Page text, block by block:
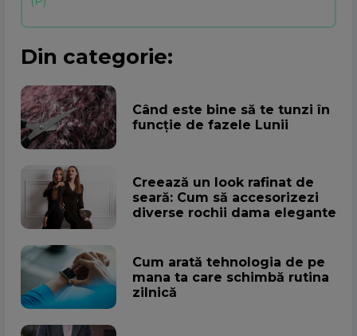
Din categorie:
Când este bine să te tunzi în
funcție de fazele Lunii
Creează un look rafinat de
seară: Cum să accesorizezi
diverse rochii dama elegante
Cum arată tehnologia de pe
mana ta care schimbă rutina
zilnică